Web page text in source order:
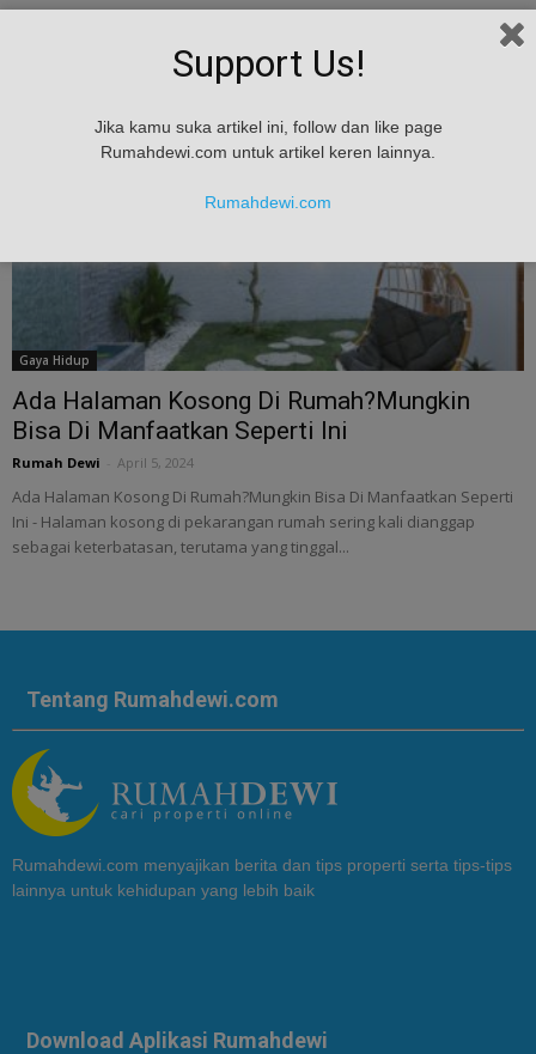
Ada Ruangan Kosong Di Rumah? Manfaatkan Saja - Seringkali
ruangan kosong yang ada di rumah tidak dimanfaatkan dengan baik
dan berakhir terbengkalai atau...
Gaya Hidup
Ada Halaman Kosong Di Rumah?Mungkin
Bisa Di Manfaatkan Seperti Ini
Rumah Dewi April 5, 2024
Ada Halaman Kosong Di Rumah?Mungkin Bisa Di Manfaatkan Seperti
Ini - Halaman kosong di pekarangan rumah sering kali dianggap
sebagai keterbatasan, terutama yang tinggal...
Tentang Rumahdewi.com
Rumahdewi.com menyajikan berita dan tips properti serta tips-tips
lainnya untuk kehidupan yang lebih baik
Download Aplikasi Rumahdewi
Support Us!
Jika kamu suka artikel ini, follow dan like page
Rumahdewi.com untuk artikel keren lainnya.
Rumahdewi.com